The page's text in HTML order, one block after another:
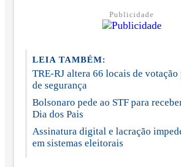
Publicidade
LEIA TAMBÉM:
TRE-RJ altera 66 locais de votação
de segurança
Bolsonaro pede ao STF para
Dia dos Pais
Assinatura digital e lacração
em sistemas eleitorais